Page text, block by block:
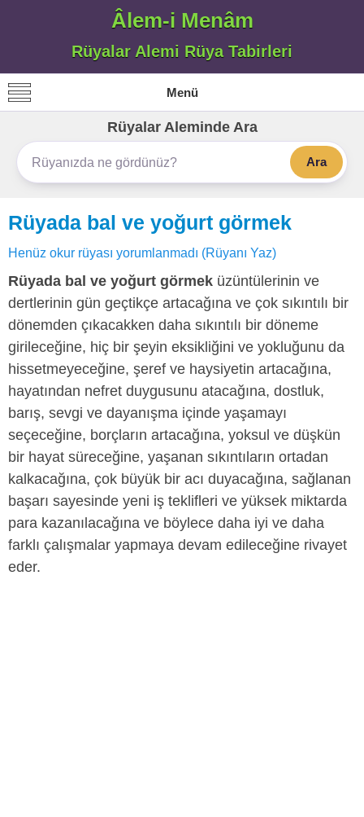
Âlem-i Menâm
Rüyalar Alemi Rüya Tabirleri
Menü
Rüyalar Aleminde Ara
Ara
Rüyada bal ve yoğurt görmek
Henüz okur rüyası yorumlanmadı (Rüyanı Yaz)
Rüyada bal ve yoğurt görmek üzüntülerinin ve
dertlerinin gün geçtikçe artacağına ve çok sıkıntılı bir
dönemden çıkacakken daha sıkıntılı bir döneme
girileceğine, hiç bir şeyin eksikliğini ve yokluğunu da
hissetmeyeceğine, şeref ve haysiyetin artacağına,
hayatından nefret duygusunu atacağına, dostluk,
barış, sevgi ve dayanışma içinde yaşamayı
seçeceğine, borçların artacağına, yoksul ve düşkün
bir hayat süreceğine, yaşanan sıkıntıların ortadan
kalkacağına, çok büyük bir acı duyacağına, sağlanan
başarı sayesinde yeni iş teklifleri ve yüksek miktarda
para kazanılacağına ve böylece daha iyi ve daha
farklı çalışmalar yapmaya devam edileceğine rivayet
eder.